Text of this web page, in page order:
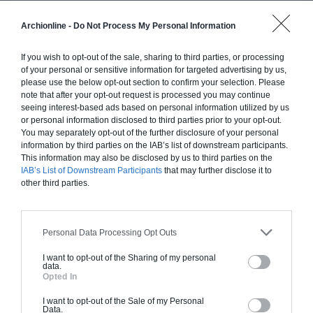
Archionline - Do Not Process My Personal Information
If you wish to opt-out of the sale, sharing to third parties, or processing
of your personal or sensitive information for targeted advertising by us,
please use the below opt-out section to confirm your selection. Please
note that after your opt-out request is processed you may continue
seeing interest-based ads based on personal information utilized by us
or personal information disclosed to third parties prior to your opt-out.
You may separately opt-out of the further disclosure of your personal
information by third parties on the IAB’s list of downstream participants.
This information may also be disclosed by us to third parties on the
IAB’s List of Downstream Participants that may further disclose it to
other third parties.
Personal Data Processing Opt Outs
I want to opt-out of the Sharing of my personal
data.
Opted In
I want to opt-out of the Sale of my Personal
Data.
Construction ossature bois
standards. Construction en ossature bois isolé.
Finitions haut de gamme. Le prix "clé en main"
inclut le gros oeuvre et le second oeuvre (cuisine,
peinture, sols...), mais exclut piscine, jardin et
clôture.
À partir de
260 000€ TTC
Je la veux !
Construction BBC